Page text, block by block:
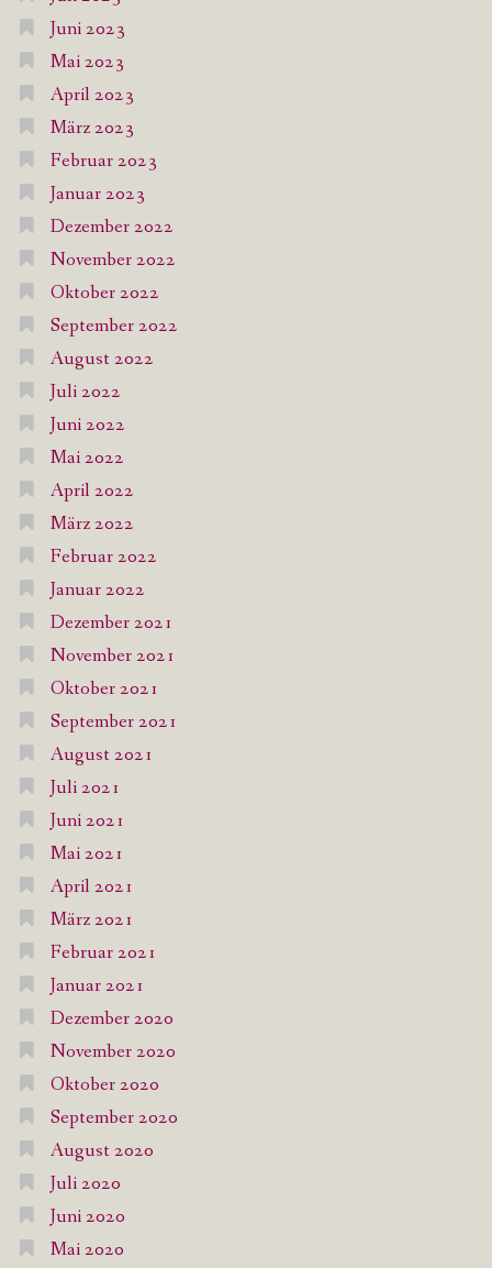
Juni 2023
Mai 2023
April 2023
März 2023
Februar 2023
Januar 2023
Dezember 2022
November 2022
Oktober 2022
September 2022
August 2022
Juli 2022
Juni 2022
Mai 2022
April 2022
März 2022
Februar 2022
Januar 2022
Dezember 2021
November 2021
Oktober 2021
September 2021
August 2021
Juli 2021
Juni 2021
Mai 2021
April 2021
März 2021
Februar 2021
Januar 2021
Dezember 2020
November 2020
Oktober 2020
September 2020
August 2020
Juli 2020
Juni 2020
Mai 2020